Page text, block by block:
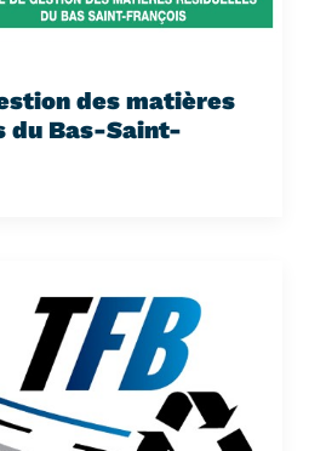
des matières
du Bas-Saint-